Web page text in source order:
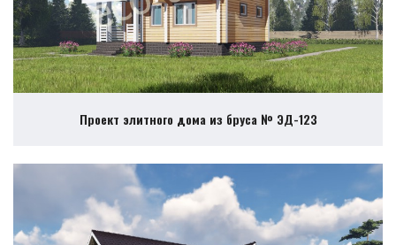
Проект элитного дома из бруса № ЭД-123